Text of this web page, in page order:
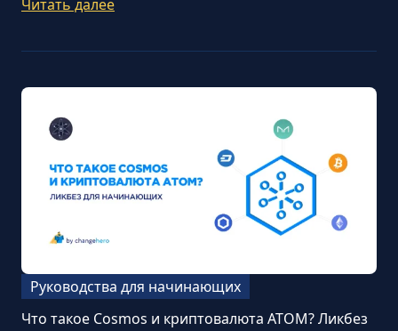
Читать далее
Руководства для начинающих
Что такое Cosmos и криптовалюта ATOM? Ликбез